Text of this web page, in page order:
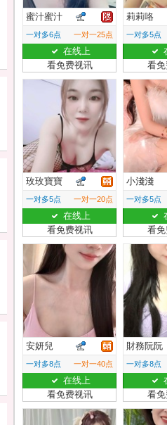
蜜汁蜜汁
一对多6点 一对一25点
在线上
看免费视讯
莉莉咯
一对多5点
看
玫玫寶寶
一对多5点 一对一20点
在线上
看免费视讯
小淺淺
一对多5点
看
安妍兒
一对多8点 一对一40点
在线上
看免费视讯
財務阮阮
一对多8点
看